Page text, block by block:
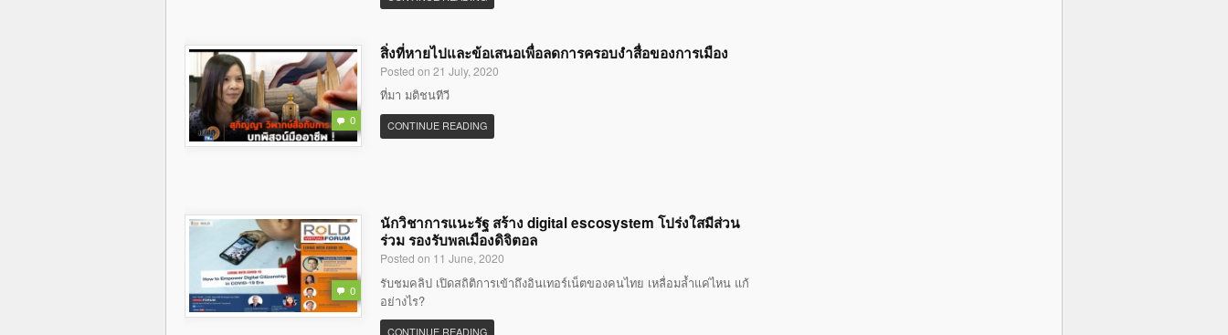
0
สิ่งที่หายไปและข้อเสนอเพื่อลดการครอบงำสื่อของการเมือง
Posted on 21 July, 2020
ที่มา มติชนทีวี
CONTINUE READING
0
นักวิชาการแนะรัฐ สร้าง digital escosystem โปร่งใสมีส่วน
ร่วม รองรับพลเมืองดิจิตอล
Posted on 11 June, 2020
รับชมคลิป เปิดสถิติการเข้าถึงอินเทอร์เน็ตของคนไทย เหลื่อมล้ำแค่ไหน แก้
อย่างไร?
CONTINUE READING